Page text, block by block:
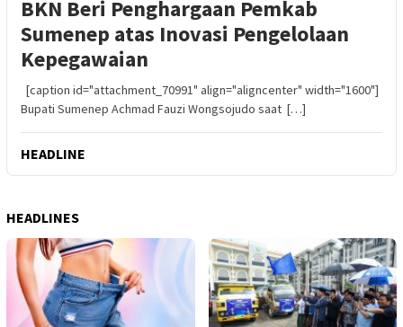
BKN Beri Penghargaan Pemkab
Sumenep atas Inovasi Pengelolaan
Kepegawaian
[caption id="attachment_70991" align="aligncenter" width="1600"]
Bupati Sumenep Achmad Fauzi Wongsojudo saat […]
HEADLINE
HEADLINES